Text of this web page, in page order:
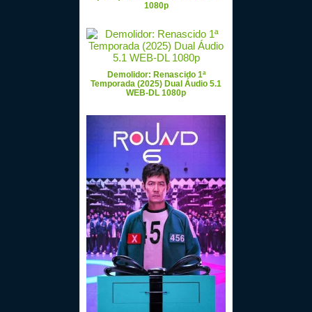
1080p
Demolidor: Renascido 1ª
Temporada (2025) Dual Áudio 5.1
WEB-DL 1080p